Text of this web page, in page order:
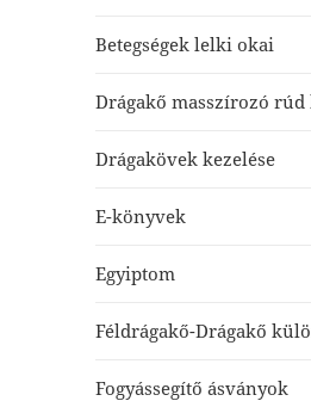
Betegségek lelki okai
Drágakő masszírozó rúd
Drágakövek kezelése
E-könyvek
Egyiptom
Féldrágakő-Drágakő
Fogyássegítő ásványok